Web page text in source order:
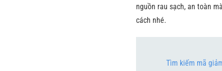
nguồn rau sạch, an toàn
cách nhé.
Tìm kiếm mã